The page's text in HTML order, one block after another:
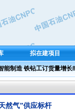
拟在建项目
造 铁钻工订货量增长80%
然气”供应标杆